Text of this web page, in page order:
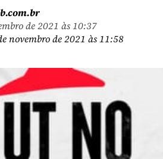
de 2021 às 10:37
novembro de 2021 às 11:58